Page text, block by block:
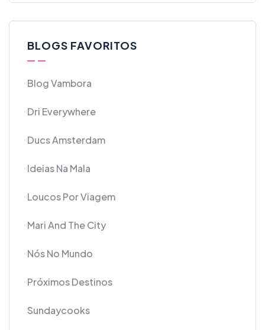
BLOGS FAVORITOS
Blog Vambora
Dri Everywhere
Ducs Amsterdam
Ideias Na Mala
Loucos Por Viagem
Mari And The City
Nós No Mundo
Próximos Destinos
Sundaycooks